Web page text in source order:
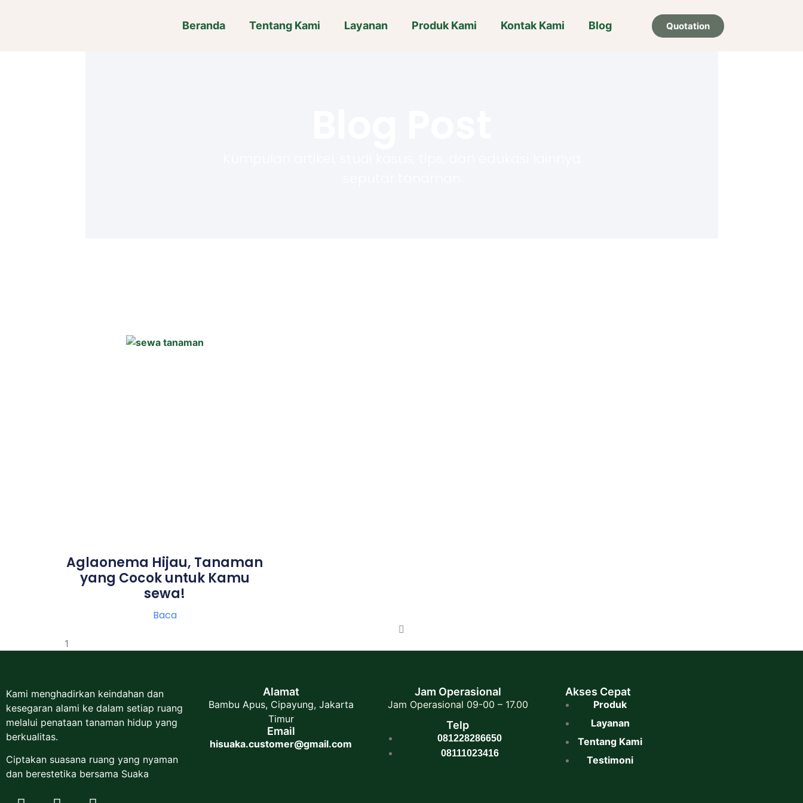
Beranda Tentang Kami Layanan Produk Kami Kontak Kami Blog Quotation
Aglaonema Hijau, Tanaman
yang Cocok untuk Kamu
sewa!
Baca
Kami menghadirkan keindahan dan
kesegaran alami ke dalam setiap ruang
melalui penataan tanaman hidup yang
berkualitas.
Ciptakan suasana ruang yang nyaman
dan berestetika bersama Suaka
Alamat
Bambu Apus, Cipayung, Jakarta
Timur
Email
hisuaka.customer@gmail.com
Jam Operasional
Jam Operasional 09-00 – 17.00
Telp
081228286650
08111023416
Akses Cepat
Produk
Layanan
Tentang Kami
Testimoni